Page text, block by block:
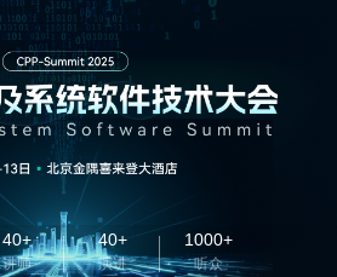
40+
讲师
40+
演讲
1000+
听众